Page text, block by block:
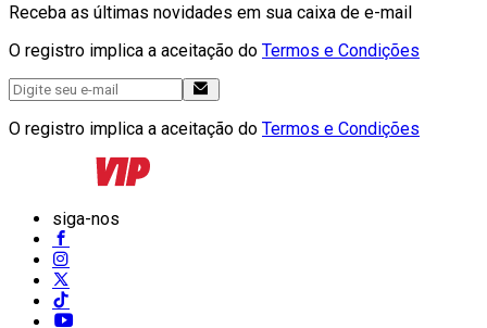
Receba as últimas novidades em sua caixa de e-mail
O registro implica a aceitação do Termos e Condições
O registro implica a aceitação do Termos e Condições
siga-nos